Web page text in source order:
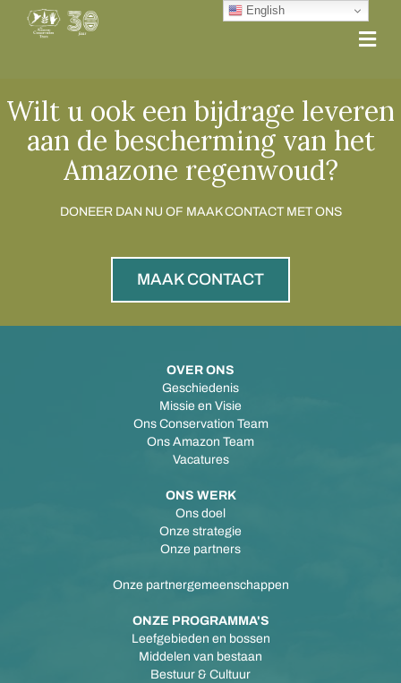
Wilt u ook een bijdrage leveren
aan de bescherming van het
Amazone regenwoud?
DONEER DAN NU OF MAAK CONTACT MET ONS
MAAK CONTACT
OVER ONS
Geschiedenis
Missie en Visie
Ons Conservation Team
Ons Amazon Team
Vacatures
ONS WERK
Ons doel
Onze strategie
Onze partners
Onze partnergemeenschappen
ONZE PROGRAMMA'S
Leefgebieden en bossen
Middelen van bestaan
Bestuur & Cultuur
English